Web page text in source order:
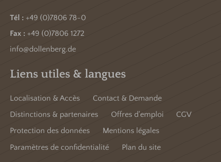
Tél : +49 (0)7806 78-0
Fax : +49 (0)7806 1272
info@dollenberg.de
Liens utiles & langues
Localisation & Accès
Contact & Demande
Distinctions & partenaires
Offres d'emploi
CGV
Protection des données
Mentions légales
Paramètres de confidentialité
Plan du site